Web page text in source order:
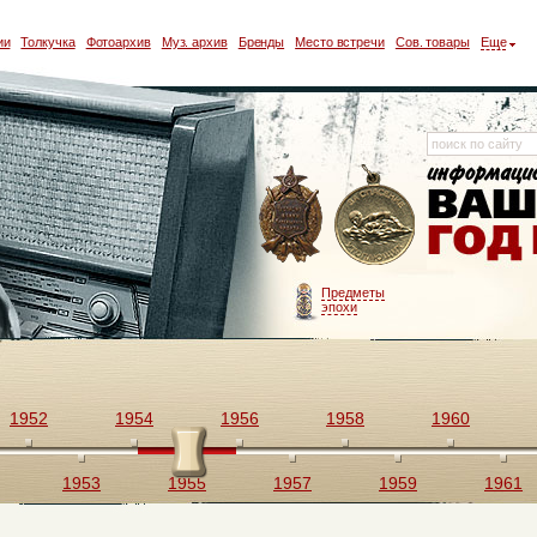
Толкучка Фотоархив Муз. архив Бренды Место встречи Сов. товары Еще
Предметы
эпохи
1952
1953
1954
1955
1956
1957
1958
1959
1960
1961